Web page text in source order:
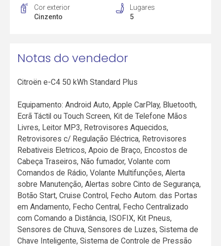
Cor exterior
Cinzento
Lugares
5
Notas do vendedor
Citroën e-C4 50 kWh Standard Plus
Equipamento: Android Auto, Apple CarPlay, Bluetooth,
Ecrã Táctil ou Touch Screen, Kit de Telefone Mãos
Livres, Leitor MP3, Retrovisores Aquecidos,
Retrovisores c/ Regulação Eléctrica, Retrovisores
Rebativeis Eletricos, Apoio de Braço, Encostos de
Cabeça Traseiros, Não fumador, Volante com
Comandos de Rádio, Volante Multifunções, Alerta
sobre Manutenção, Alertas sobre Cinto de Segurança,
Botão Start, Cruise Control, Fecho Autom. das Portas
em Andamento, Fecho Central, Fecho Centralizado
com Comando a Distância, ISOFIX, Kit Pneus,
Sensores de Chuva, Sensores de Luzes, Sistema de
Chave Inteligente, Sistema de Controle de Pressão